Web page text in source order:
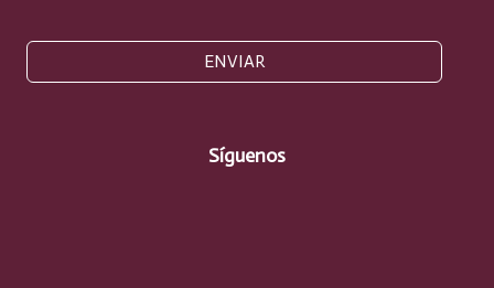
ENVIAR
Síguenos